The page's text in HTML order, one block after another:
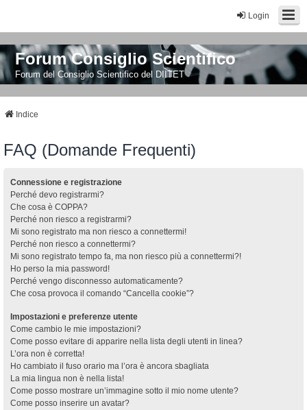
Login
Forum Consiglio Scientifico
Forum del Consiglio Scientifico del DIITET
Indice
FAQ (Domande Frequenti)
Connessione e registrazione
Perché devo registrarmi?
Che cosa è COPPA?
Perché non riesco a registrarmi?
Mi sono registrato ma non riesco a connettermi!
Perché non riesco a connettermi?
Mi sono registrato tempo fa, ma non riesco più a connettermi?!
Ho perso la mia password!
Perché vengo disconnesso automaticamente?
Che cosa provoca il comando “Cancella cookie”?
Impostazioni e preferenze utente
Come cambio le mie impostazioni?
Come posso evitare di apparire nella lista degli utenti in linea?
L’ora non è corretta!
Ho cambiato il fuso orario ma l’ora è ancora sbagliata
La mia lingua non è nella lista!
Come posso mostrare un’immagine sotto il mio nome utente?
Come posso inserire un avatar?